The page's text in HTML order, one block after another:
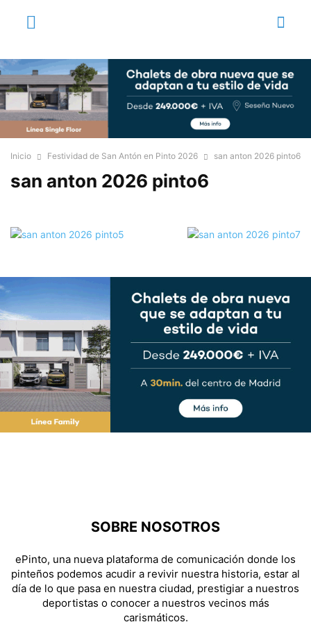
Inicio Festividad de San Antón en Pinto 2026 san anton 2026 pinto6
san anton 2026 pinto6
SOBRE NOSOTROS
ePinto, una nueva plataforma de comunicación donde los
pinteños podemos acudir a revivir nuestra historia, estar al
día de lo que pasa en nuestra ciudad, prestigiar a nuestros
deportistas o conocer a nuestros vecinos más
carismáticos.